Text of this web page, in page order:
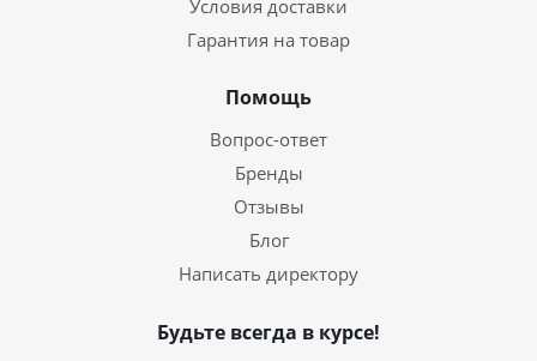
Условия доставки
Гарантия на товар
Помощь
Вопрос-ответ
Бренды
Отзывы
Блог
Написать директору
Будьте всегда в курсе!